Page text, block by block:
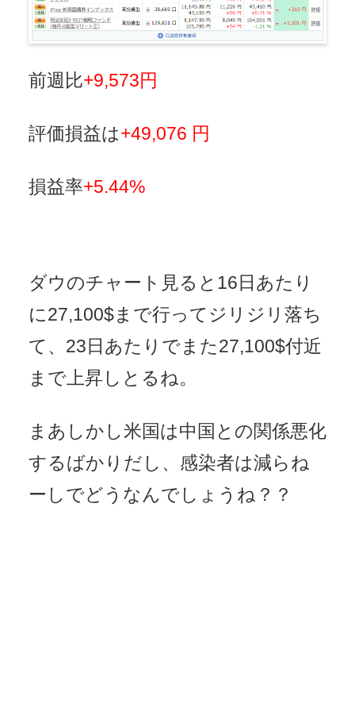
前週比+9,573円
評価損益は+49,076 円
損益率+5.44%
ダウのチャート見ると16日あたり
に27,100$まで行ってジリジリ落ち
て、23日あたりでまた27,100$付近
まで上昇しとるね。
まあしかし米国は中国との関係悪化
するばかりだし、感染者は減らね
ーしでどうなんでしょうね？？